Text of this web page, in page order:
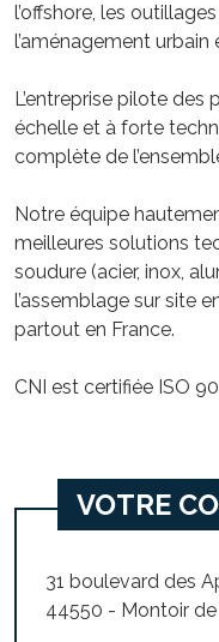
l’offshore, les
l’aménagement
L’entreprise pilote des
échelle et à forte
complète de
Notre équipe
meilleures solutions
soudure (acier, inox,
l’assemblage sur site
partout en France.
CNI est certifiée ISO
VOTRE
31 boulevard des
44550 - Montoir